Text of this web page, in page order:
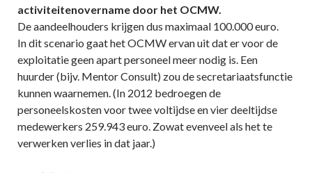
activiteitenovername door het OCMW.
De aandeelhouders krijgen dus maximaal 100.000 euro.
In dit scenario gaat het OCMW ervan uit dat er voor de
exploitatie geen apart personeel meer nodig is. Een
huurder (bijv. Mentor Consult) zou de secretariaatsfunctie
kunnen waarnemen. (In 2012 bedroegen de
personeelskosten voor twee voltijdse en vier deeltijdse
medewerkers 259.943 euro. Zowat evenveel als het te
verwerken verlies in dat jaar.)